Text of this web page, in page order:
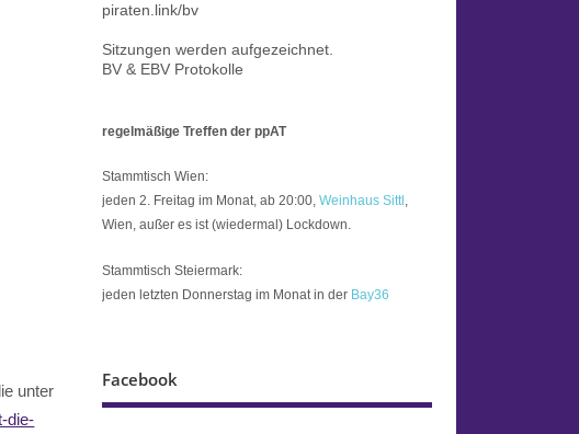
unter
die-
piraten.link/bv
Sitzungen werden aufgezeichnet.
BV & EBV Protokolle
regelmäßige Treffen der ppAT
Stammtisch Wien:
jeden 2. Freitag im Monat, ab 20:00, Weinhaus Sittl ,
Wien, außer es ist (wiedermal) Lockdown.
Stammtisch Steiermark:
jeden letzten Donnerstag im Monat in der Bay36
Facebook